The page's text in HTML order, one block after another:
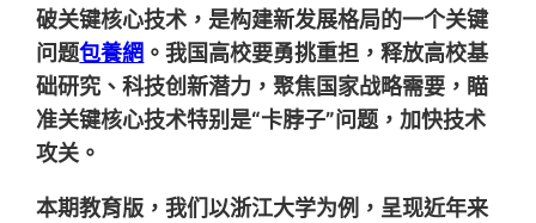
破关键核心技术，是构建新发展格局的一个关键
问题包養網 。我国高校要勇挑重担，释放高校基
础研究、科技创新潜力，聚焦国家战略需要，瞄
准关键核心技术特别是“卡脖子”问题，加快技术
攻关。
本期教育版，我们以浙江大学为例，呈现近年来